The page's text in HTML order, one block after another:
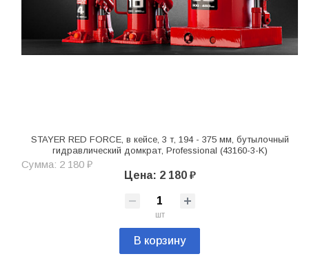
STAYER RED FORCE, в кейсе, 3 т, 194 - 375 мм, бутылочный
гидравлический домкрат, Professional (43160-3-K)
Сумма: 2 180 ₽
Цена: 2 180 ₽
шт
В корзину